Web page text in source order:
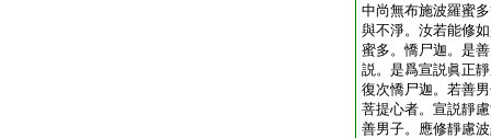
中尚無布施波羅蜜
與不淨。汝若能修
蜜多。憍尸迦。是
説。是爲宣説眞正
復次憍尸迦。若善
菩提心者。宣説靜
善男子。應修靜慮